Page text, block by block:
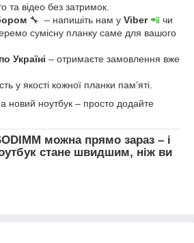
та відео без затримок.
🔧 – напишіть нам у Viber📲 чи
сумісну планку саме для вашого
Україні – отримаєте замовлення вже
у якості кожної планки пам’яті.
новий ноутбук – просто додайте
можна прямо зараз – і
стане швидшим, ніж ви